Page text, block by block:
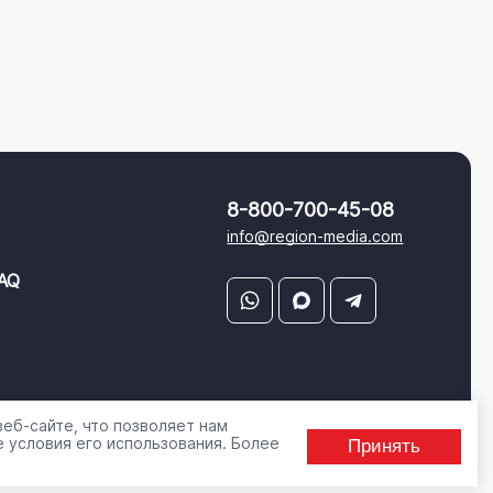
8-800-700-45-08
info@region-media.com
сайте, что позволяет нам
его использования. Более
Принять